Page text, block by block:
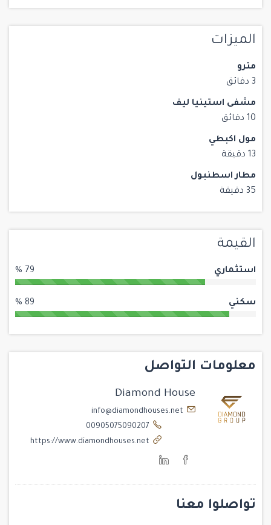
الميزات
مترو
3 دقائق
مشفى استينيا ليف
10 دقائق
مول اكبطي
13 دقيقة
مطار اسطنبول
35 دقيقة
القيمة
استثماري 79 %
سكني 89 %
معلومات التواصل
Diamond House
info@diamondhouses.net
تواصلوا معنا